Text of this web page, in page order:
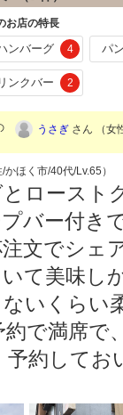
お店の特長
ンバーグ 4 パン
ンクバー 2
うさぎ さん （女
ほく市/40代/Lv.65）
ロースト
バー付き
注文でシェ
て美味し
いくらい
約で満席
予約して